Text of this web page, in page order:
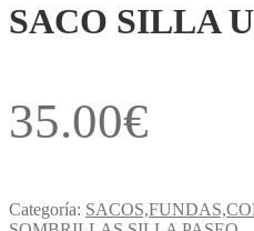
SACO SILLA
35.00€
Categoría: